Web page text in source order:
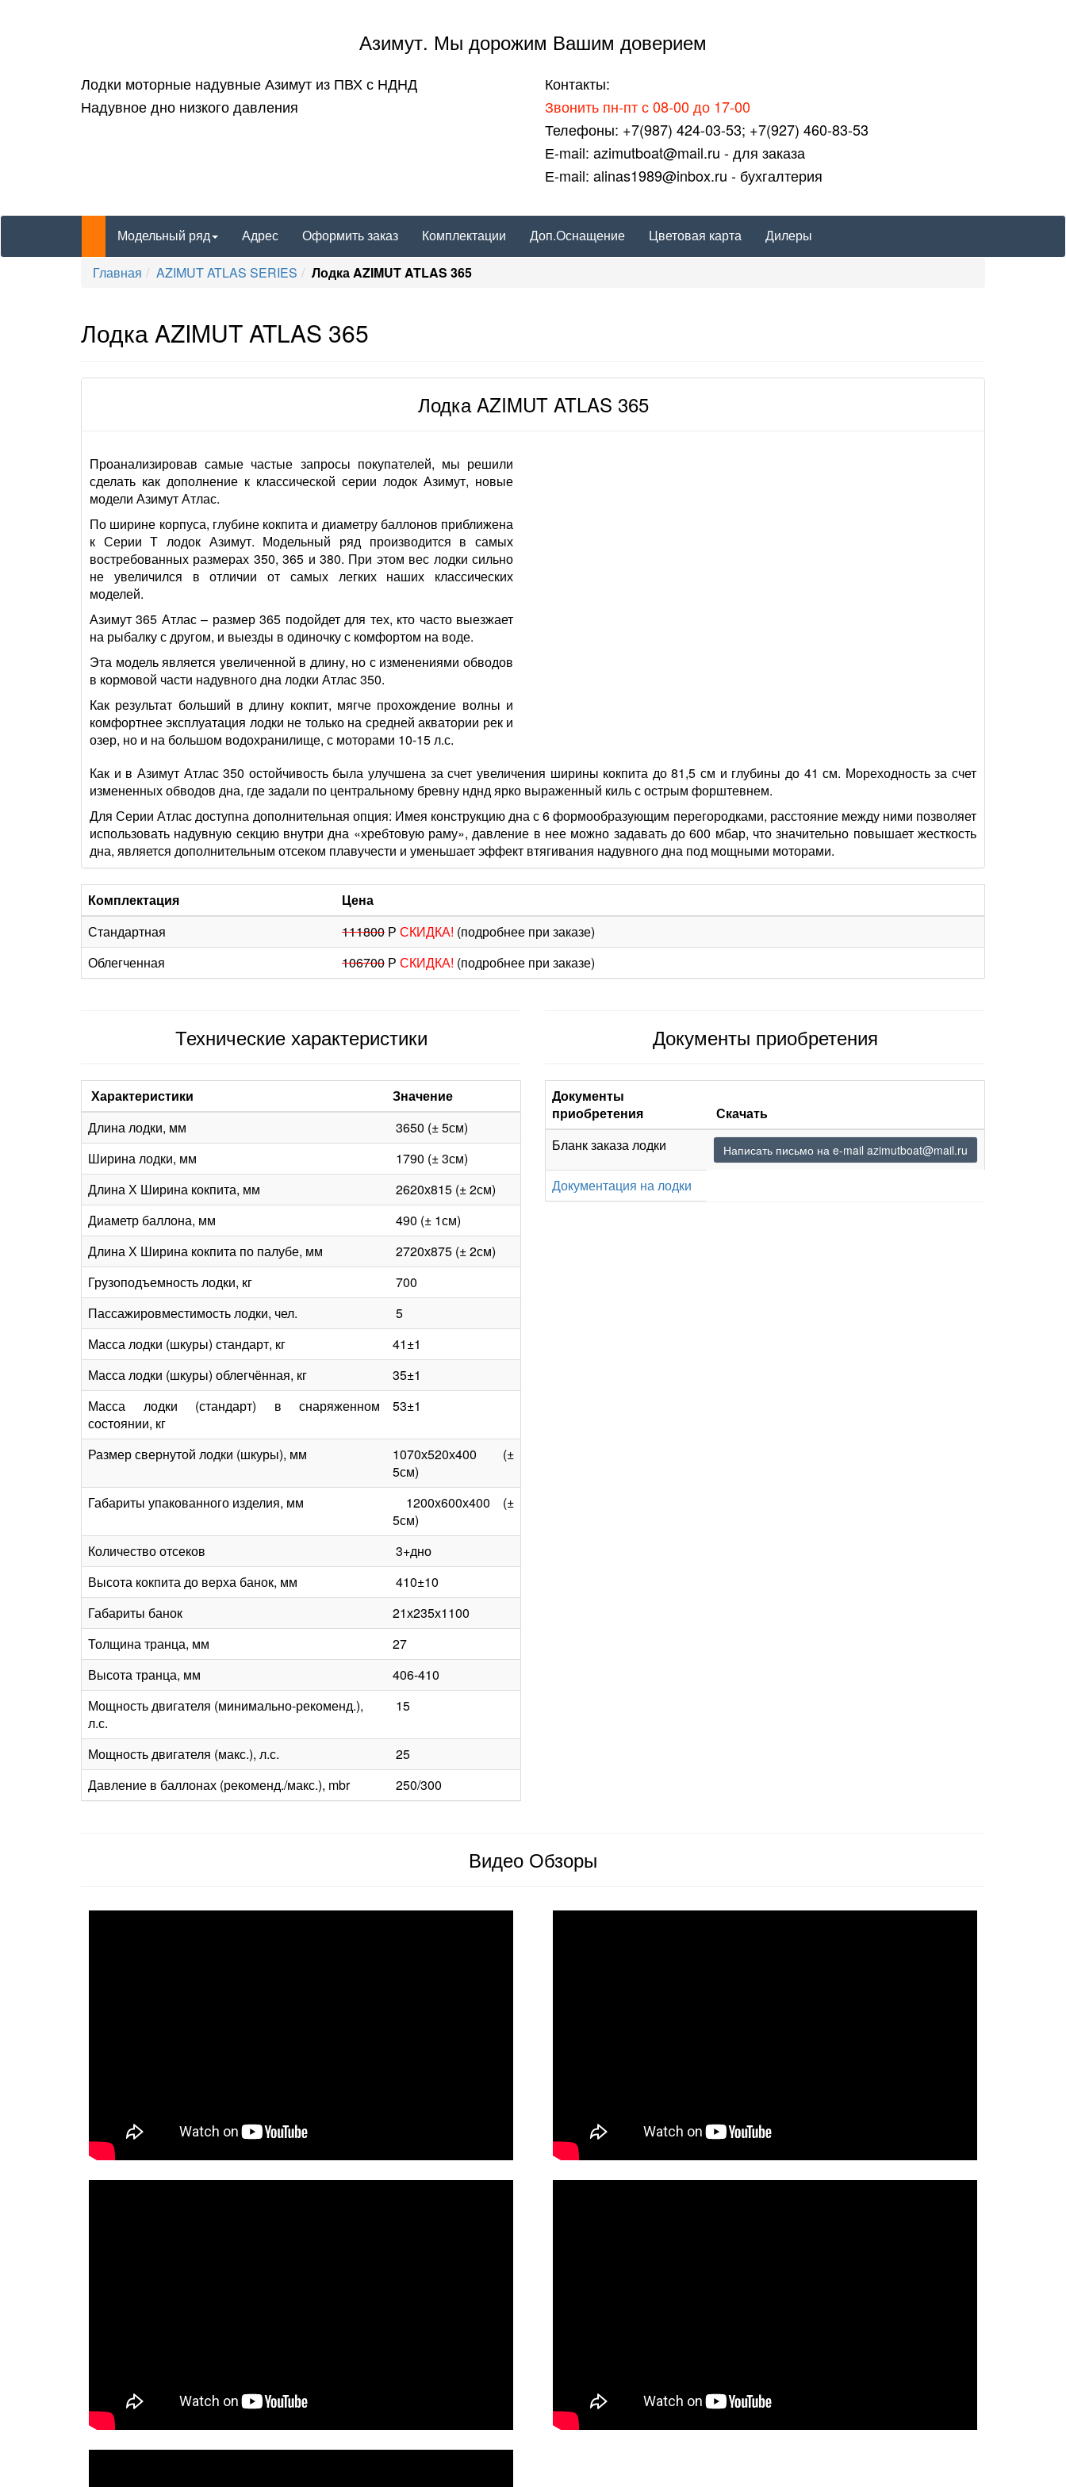
Азимут. Мы дорожим Вашим доверием
Лодки моторные надувные Азимут из ПВХ с НДНД
Надувное дно низкого давления
Контакты:
Звонить пн-пт с 08-00 до 17-00
Телефоны: +7(987) 424-03-53; +7(927) 460-83-53
Е-mail: azimutboat@mail.ru - для заказа
Е-mail: alinas1989@inbox.ru - бухгалтерия
Модельный ряд Адрес Оформить заказ Комплектации Доп.Оснащение Цветовая карта Дилеры
Главная AZIMUT ATLAS SERIES Лодка AZIMUT ATLAS 365
Лодка AZIMUT ATLAS 365
Лодка AZIMUT ATLAS 365
Проанализировав самые частые запросы покупателей, мы решили
сделать как дополнение к классической серии лодок Азимут, новые
модели Азимут Атлас.
По ширине корпуса, глубине кокпита и диаметру баллонов приближена
к Серии Т лодок Азимут. Модельный ряд производится в самых
востребованных размерах 350, 365 и 380. При этом вес лодки сильно
не увеличился в отличии от самых легких наших классических
моделей.
Азимут 365 Атлас – размер 365 подойдет для тех, кто часто выезжает
на рыбалку с другом, и выезды в одиночку с комфортом на воде.
Эта модель является увеличенной в длину, но с изменениями обводов
в кормовой части надувного дна лодки Атлас 350.
Как результат больший в длину кокпит, мягче прохождение волны и
комфортнее эксплуатация лодки не только на средней акватории рек и
озер, но и на большом водохранилище, с моторами 10-15 л.с.
Как и в Азимут Атлас 350 остойчивость была улучшена за счет увеличения ширины кокпита до 81,5 см и глубины до 41 см. Мореходность за счет
измененных обводов дна, где задали по центральному бревну нднд ярко выраженный киль с острым форштевнем.
Для Серии Атлас доступна дополнительная опция: Имея конструкцию дна с 6 формообразующим перегородками, расстояние между ними позволяет
использовать надувную секцию внутри дна «хребтовую раму», давление в нее можно задавать до 600 мбар, что значительно повышает жесткость
дна, является дополнительным отсеком плавучести и уменьшает эффект втягивания надувного дна под мощными моторами.
Комплектация
Цена
Стандартная
111800 Р СКИДКА! (подробнее при заказе)
Облегченная
106700 Р СКИДКА! (подробнее при заказе)
Технические характеристики
Характеристики
Значение
Длина лодки, мм
3650 (± 5см)
Ширина лодки, мм
1790 (± 3см)
Длина Х Ширина кокпита, мм
2620х815 (± 2см)
Диаметр баллона, мм
490 (± 1см)
Длина Х Ширина кокпита по палубе, мм
2720х875 (± 2см)
Грузоподъемность лодки, кг
700
Пассажировместимость лодки, чел.
5
Масса лодки (шкуры) стандарт, кг
41±1
Масса лодки (шкуры) облегчённая, кг
35±1
Масса лодки (стандарт) в снаряженном
состоянии, кг
53±1
Размер свернутой лодки (шкуры), мм
1070х520х400 (±
5см)
Габариты упакованного изделия, мм
1200х600х400 (±
5см)
Количество отсеков
3+дно
Высота кокпита до верха банок, мм
410±10
Габариты банок
21х235х1100
Толщина транца, мм
27
Высота транца, мм
406-410
Мощность двигателя (минимально-рекоменд.),
л.с.
15
Мощность двигателя (макс.), л.с.
25
Давление в баллонах (рекоменд./макс.), mbr
250/300
Документы приобретения
Документы
приобретения
Скачать
Бланк заказа лодки
Написать письмо на e-mail azimutboat@mail.ru
Документация на лодки
Видео Обзоры